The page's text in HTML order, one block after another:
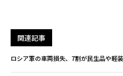
関連記事
ロシア軍の車両損失、7割が民生品や軽